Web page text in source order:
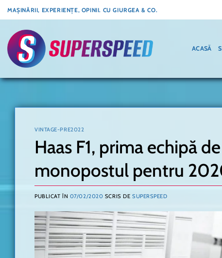
Skip
to
content
MAȘINĂRII, EXPERIENȚE, OPINII. CU GIURGEA & CO.
ACASĂ
VINTAGE-PRE2022
Haas F1, prima echipă
monopostul pentru
PUBLICAT ÎN 07/02/2020 SCRIS DE SUPERSPEED